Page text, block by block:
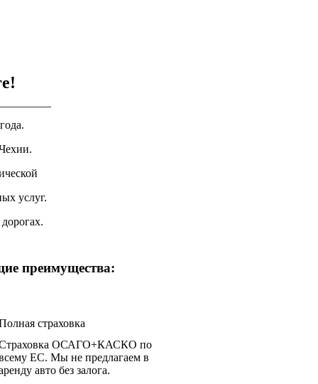
услуг.
преимущества:
страховка
ОСАГО+КАСКО по
ЕС. Мы не предлагаем в
авто без залога.